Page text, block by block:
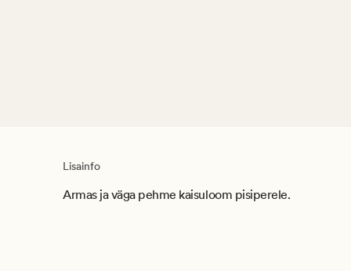
Lisainfo
Armas ja väga pehme kaisuloom pisiperele.